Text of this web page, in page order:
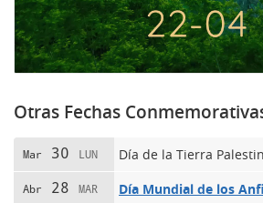
Otras Fechas
Mar 30 LUN Día de la Tierra
Abr 28 MAR Día Mundial de los